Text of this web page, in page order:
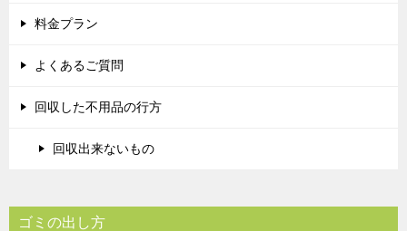
料金プラン
よくあるご質問
回収した不用品の行方
回収出来ないもの
ゴミの出し方